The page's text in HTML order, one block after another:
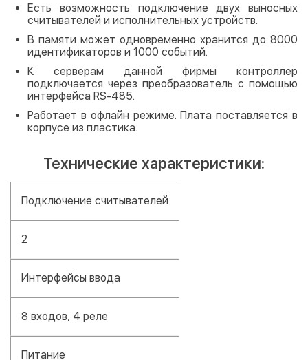
Есть возможность подключение двух выносных
считывателей и исполнительных устройств.
В памяти может одновременно хранится до 8000
идентификаторов и 1000 событий.
К серверам данной фирмы контроллер
подключается через преобразователь с помощью
интерфейса RS-485.
Работает в офлайн режиме. Плата поставляется в
корпусе из пластика.
Технические характеристики:
Подключение считывателей
2
Интерфейсы ввода
8 входов, 4 реле
Питание